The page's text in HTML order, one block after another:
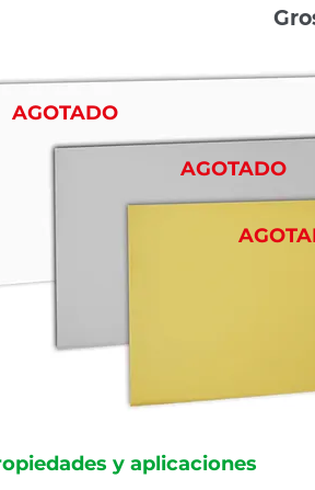
AGOTADO
AGOTADO
y aplicaciones